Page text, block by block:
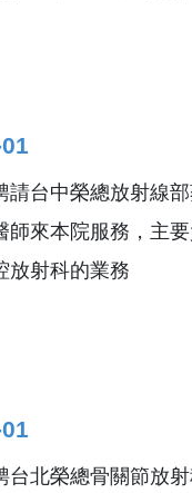
請台中榮總放射線
師來本院服務，主
放射科的業務
台北榮總骨關節放